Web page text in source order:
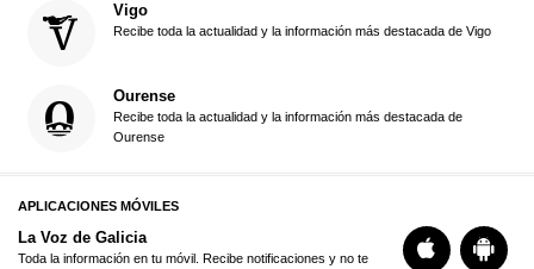
Vigo
Recibe toda la actualidad y la información más destacada de Vigo
Ourense
Recibe toda la actualidad y la información más destacada de
Ourense
APLICACIONES MÓVILES
La Voz de Galicia
Toda la información en tu móvil. Recibe notificaciones y no te